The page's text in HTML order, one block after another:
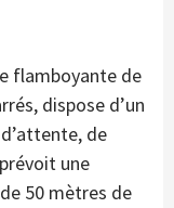
flamboyante de
dispose d’un
de
une
50 mètres de